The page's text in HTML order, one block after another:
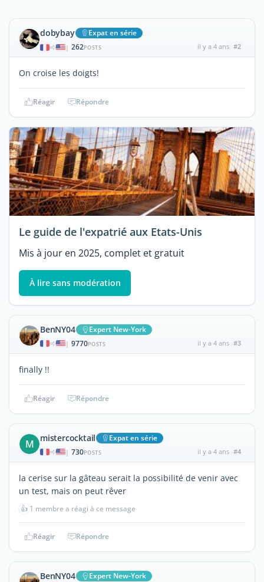
dobybay Expat en série
| 262POSTS il y a 4 ans #2
On croise les doigts!
Réagir Répondre
Le guide de l'expatrié aux Etats-Unis
Mis à jour en 2025, complet et gratuit
À lire sans modération
BenNY04 Expert New-York
| 9770POSTS il y a 4 ans #3
finally !!
Réagir Répondre
M mistercocktail Expat en série
| 730POSTS il y a 4 ans #4
la cerise sur la gâteau serait la possibilité de venir avec
un test, mais on peut rêver
👍 1 membre a réagi à ce message
Réagir Répondre
BenNY04 Expert New-York